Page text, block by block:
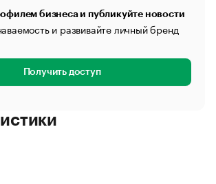
бизнеса и публикуйте новости
и развивайте личный бренд
Получить доступ